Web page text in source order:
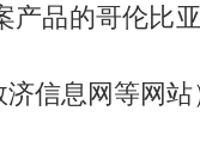
品的哥伦比
信息网等网站